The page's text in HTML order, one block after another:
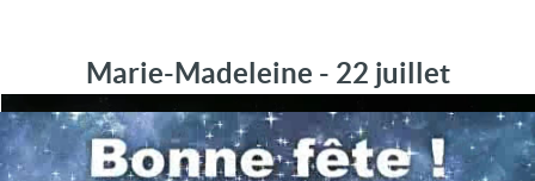
Marie-Madeleine - 22 juillet